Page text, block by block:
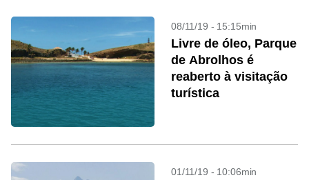
08/11/19 - 15:15min
Livre de óleo, Parque
de Abrolhos é
reaberto à visitação
turística
01/11/19 - 10:06min